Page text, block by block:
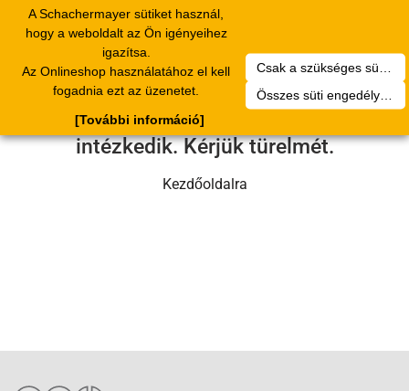
A Schachermayer sütiket használ,
hogy a weboldalt az Ön igényeihez
igazítsa.
Az Onlineshop használatához el kell
fogadnia ezt az üzenetet.
Összes süti engedélyezése
[További információ]
navigation
Sajnos technikai hiba történt.
Szervizcsapatunk hamarosan
intézkedik. Kérjük türelmét.
Kezdőoldalra